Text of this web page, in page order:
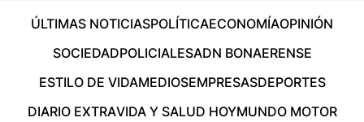
ÚLTIMAS NOTICIASPOLÍTICAECONOMÍAOPINIÓN
SOCIEDADPOLICIALESADN BONAERENSE
ESTILO DE VIDAMEDIOSEMPRESASDEPORTES
DIARIO EXTRAVIDA Y SALUD HOYMUNDO MOTOR